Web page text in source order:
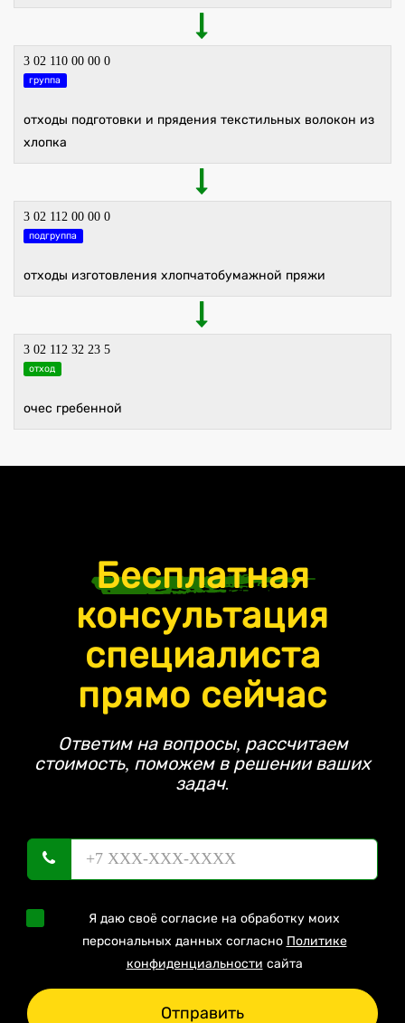
3 02 110 00 00 0
группа
отходы подготовки и прядения текстильных волокон из
хлопка
3 02 112 00 00 0
подгруппа
отходы изготовления хлопчатобумажной пряжи
3 02 112 32 23 5
отход
очес гребенной
Бесплатная
консультация
специалиста
прямо сейчас
Ответим на вопросы, рассчитаем
стоимость, поможем в решении ваших
задач.
Я даю своё согласие на обработку моих
персональных данных согласно Политике
конфиденциальности сайта
Отправить